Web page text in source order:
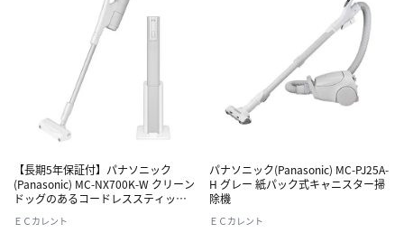
【長期5年保証付】パナソニック
(Panasonic) MC-NX700K-W クリーン
ドッグのあるコードレススティック
ＥＣカレント
パナソニック(Panasonic) MC-PJ25A-
H グレー 紙パック式キャニスター掃
除機
ＥＣカレント